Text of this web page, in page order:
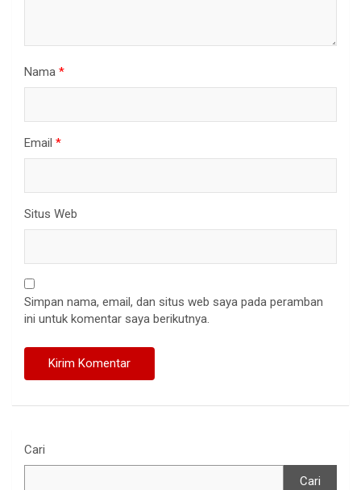
Nama *
Email *
Situs Web
Simpan nama, email, dan situs web saya pada peramban
ini untuk komentar saya berikutnya.
Cari
Cari